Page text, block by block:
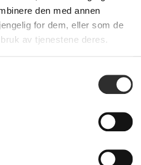
den med annen
for dem, eller som de
av tjenestene deres.
Arild Brensdal,
daglig
leder
og vi
setter
stor
på alt
vi har
løpet
av